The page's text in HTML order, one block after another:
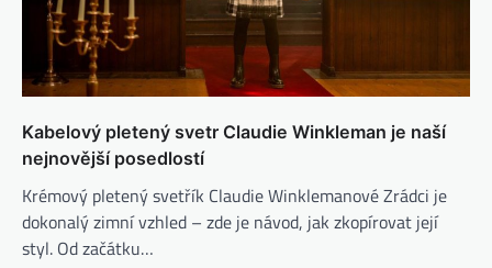
Kabelový pletený svetr Claudie Winkleman je naší
nejnovější posedlostí
Krémový pletený svetřík Claudie Winklemanové Zrádci je
dokonalý zimní vzhled – zde je návod, jak zkopírovat její
styl. Od začátku…